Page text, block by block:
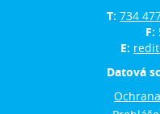
T:734
F:
E:
Datová